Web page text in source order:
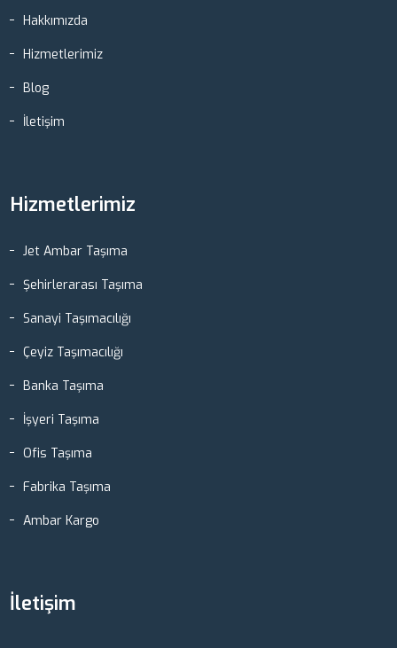
Hakkımızda
Hizmetlerimiz
Blog
İletişim
Hizmetlerimiz
Jet Ambar Taşıma
Şehirlerarası Taşıma
Sanayi Taşımacılığı
Çeyiz Taşımacılığı
Banka Taşıma
İşyeri Taşıma
Ofis Taşıma
Fabrika Taşıma
Ambar Kargo
İletişim